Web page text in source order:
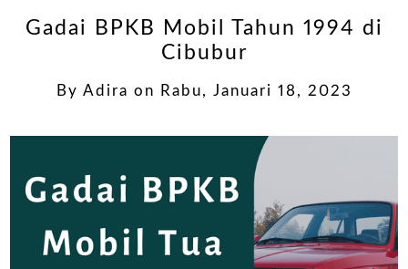
Gadai BPKB Mobil Tahun 1994 di
Cibubur
By Adira on Rabu, Januari 18, 2023